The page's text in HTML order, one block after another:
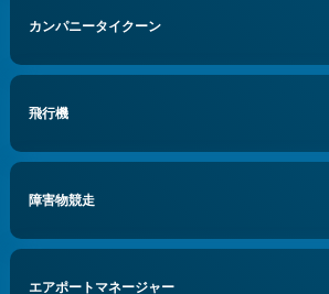
カンパニータイクーン
飛行機
障害物競走
エアポートマネージャー